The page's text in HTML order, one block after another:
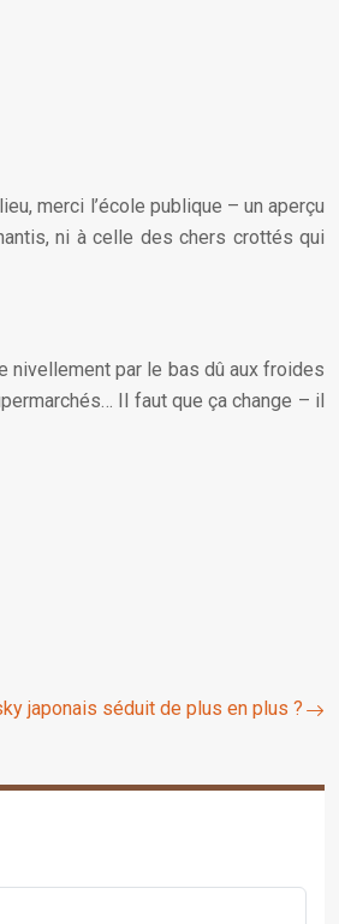
merci l’école publique – un aperçu
ni à celle des chers crottés qui
nivellement par le bas dû aux froides
Il faut que ça change – il
japonais séduit de plus en plus ?